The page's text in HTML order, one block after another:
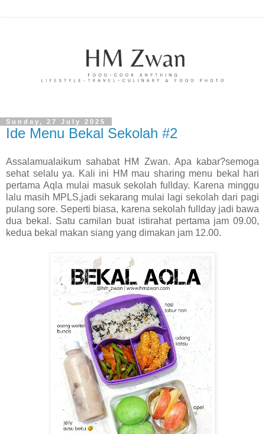
Sunday, 27 July 2025
Ide Menu Bekal Sekolah #2
Assalamualaikum sahabat HM Zwan. Apa kabar?semoga
sehat selalu ya. Kali ini HM mau sharing menu bekal hari
pertama Aqla mulai masuk sekolah fullday. Karena minggu
lalu masih MPLS,jadi sekarang mulai lagi sekolah dari pagi
pulang sore. Seperti biasa, karena sekolah fullday jadi bawa
dua bekal. Satu camilan buat istirahat pertama jam 09.00,
kedua bekal makan siang yang dimakan jam 12.00.